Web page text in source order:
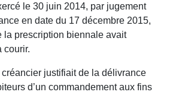
le 30 juin 2014, par jugement
en date du 17 décembre 2015,
la prescription biennale avait
courir.
créancier justifiait de la délivrance
d’un commandement aux fins